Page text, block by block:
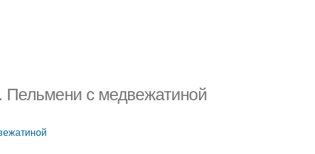
Пельмени с медвежатиной